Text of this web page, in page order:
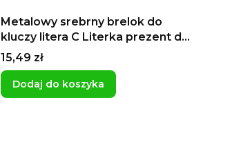
Metalowy srebrny brelok do
kluczy litera C Literka prezent dla
Celiny dla Czarka
Cena
15,49 zł
Dodaj do koszyka